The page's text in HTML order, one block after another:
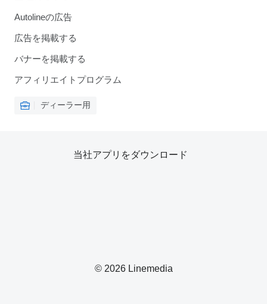
Autolineの広告
広告を掲載する
バナーを掲載する
アフィリエイトプログラム
ディーラー用
© 2026 Linemedia
当社アプリをダウンロード